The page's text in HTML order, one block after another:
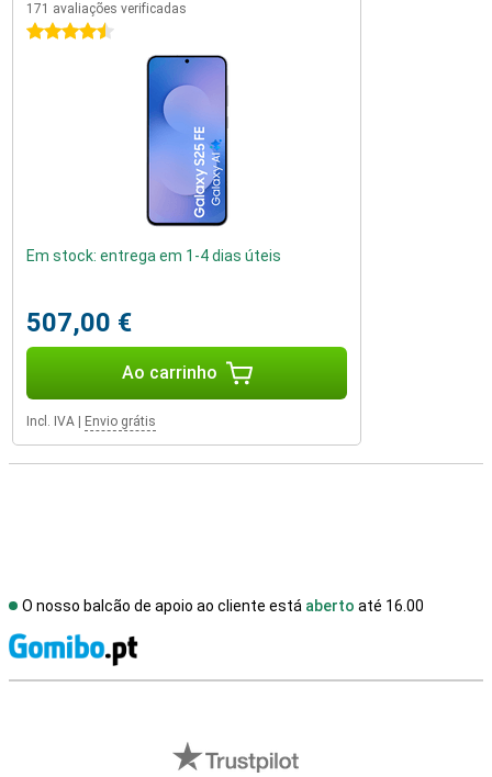
171 avaliações verificadas
4.5 estrelas
Em stock: entrega em 1-4 dias úteis
507,00 €
Ao carrinho
Incl. IVA Envio grátis
O nosso balcão de apoio ao cliente está aberto até 16.00